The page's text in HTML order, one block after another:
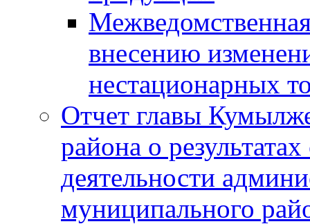
внесению
нестационарных
Отчет главы
района о
деятельности
муниципального